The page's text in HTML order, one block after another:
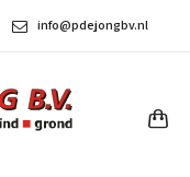
info@pdejongbv.nl